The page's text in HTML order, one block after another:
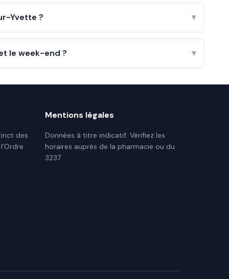
Yvette ? ▾
le week-end ? ▾
des
Mentions légales
Données à titre indicatif. Vérifiez les
horaires auprès de la pharmacie ou du
3237.